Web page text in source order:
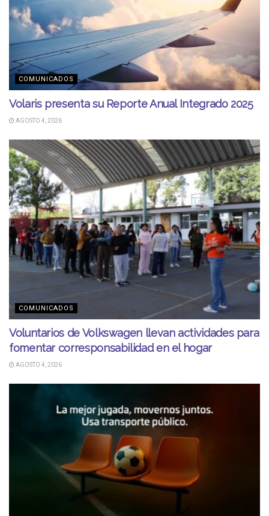
COMUNICADOS
Volaris presenta su Reporte Anual Integrado 2025
AGOSTO 4, 2026
COMUNICADOS
Voluntarios de Volkswagen llevan actividades para
fomentar corresponsabilidad en el hogar
AGOSTO 4, 2026